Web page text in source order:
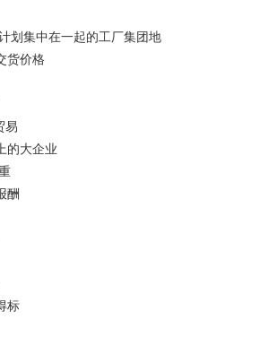
划集中在一起的工厂集团地
货价格
易
的大企业
酬
标